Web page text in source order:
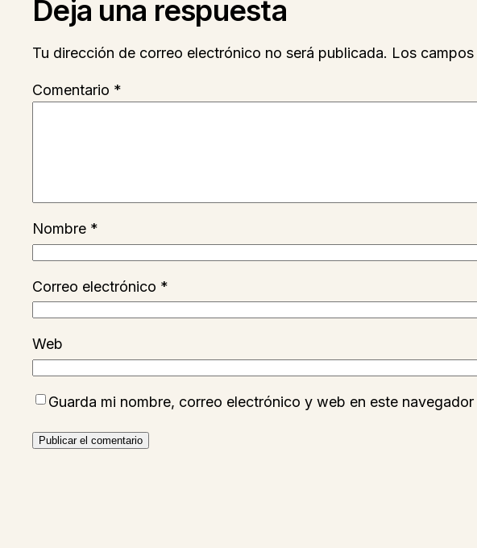
Deja una respuesta
Tu dirección de correo electrónico no será publicada. Los
Comentario *
Nombre *
Correo electrónico *
Web
Guarda mi nombre, correo electrónico y web en este